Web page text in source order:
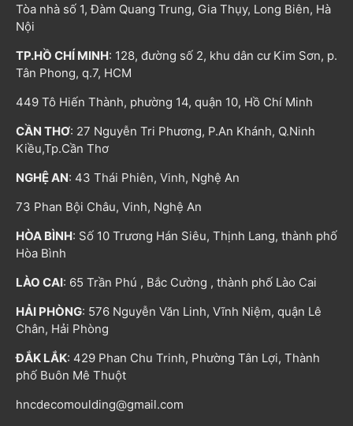
Tòa nhà số 1, Đàm Quang Trung, Gia Thụy, Long Biên, Hà
Nội
TP.HỒ CHÍ MINH: 128, đường số 2, khu dân cư Kim Sơn, p.
Tân Phong, q.7, HCM
449 Tô Hiến Thành, phường 14, quận 10, Hồ Chí Minh
CẦN THƠ: 27 Nguyễn Tri Phương, P.An Khánh, Q.Ninh
Kiều,Tp.Cần Thơ
NGHỆ AN: 43 Thái Phiên, Vinh, Nghệ An
73 Phan Bội Châu, Vinh, Nghệ An
HÒA BÌNH: Số 10 Trương Hán Siêu, Thịnh Lang, thành phố
Hòa Bình
LÀO CAI: 65 Trần Phú , Bắc Cường , thành phố Lào Cai
HẢI PHÒNG: 576 Nguyễn Văn Linh, Vĩnh Niệm, quận Lê
Chân, Hải Phòng
ĐẮK LẮK: 429 Phan Chu Trinh, Phường Tân Lợi, Thành
phố Buôn Mê Thuột
hncdecomoulding@gmail.com